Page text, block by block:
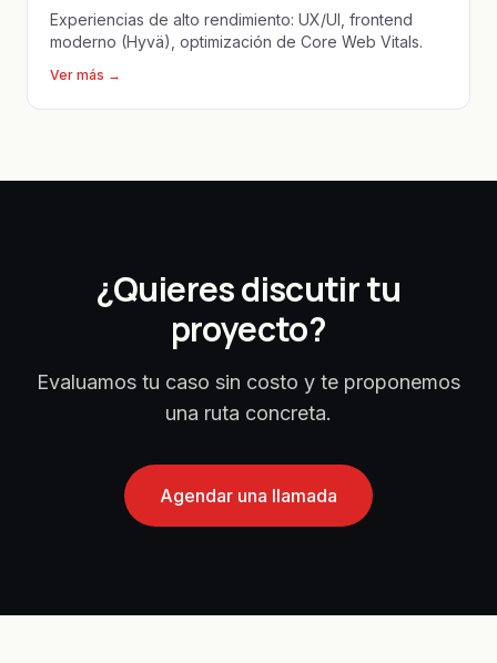
Experiencias de alto rendimiento: UX/UI, frontend
moderno (Hyvä), optimización de Core Web Vitals.
Ver más →
¿Quieres discutir tu
proyecto?
Evaluamos tu caso sin costo y te proponemos
una ruta concreta.
Agendar una llamada